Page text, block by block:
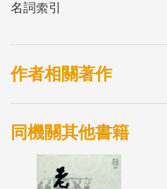
名詞索引
作者相關著作
同機關其他書籍